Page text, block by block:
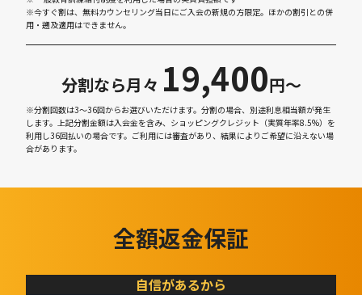
※今すぐ割は、無料カウンセリング当日にご入会の新規の方限定。ほかの割引との併
用・遡及適用はできません。
分割なら月々 19,400円〜
※分割回数は3～36回からお選びいただけます。分割の場合、別途利息相当額が発生
します。上記分割金額は入会金を含み、ショッピングクレジット（実質年率8.5%）を
利用し36回払いの場合です。ご利用には審査があり、結果によりご希望に沿えない場
合があります。
全額返金保証
自信があるから